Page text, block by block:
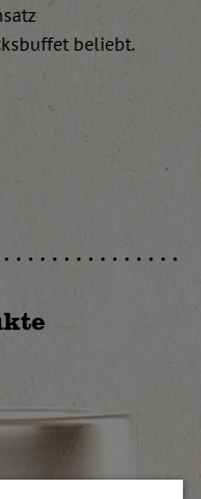
beliebt.